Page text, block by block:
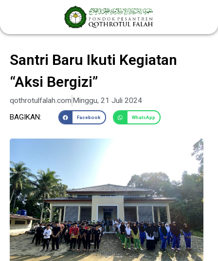
konten
Santri Baru Ikuti Kegiatan
“Aksi Bergizi”
qothrotulfalah.com Minggu, 21 Juli 2024
BAGIKAN:
Facebook WhatsApp